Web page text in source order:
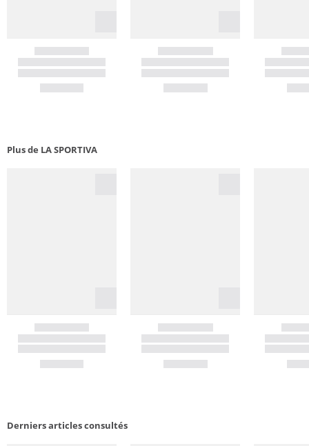
Plus de LA SPORTIVA
Derniers articles consultés